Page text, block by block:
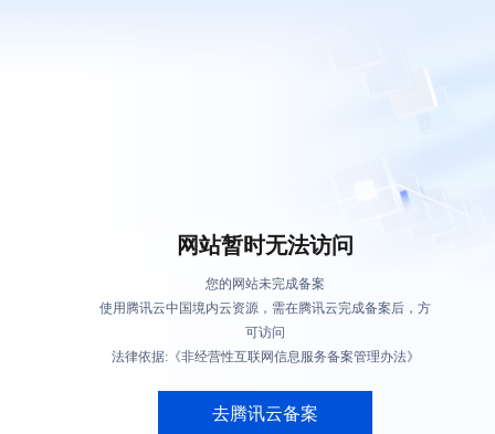
网站暂时无法访问
您的网站未完成备案
使用腾讯云中国境内云资源，需在腾讯云完成备案后，方
可访问
法律依据:《非经营性互联网信息服务备案管理办法》
去腾讯云备案